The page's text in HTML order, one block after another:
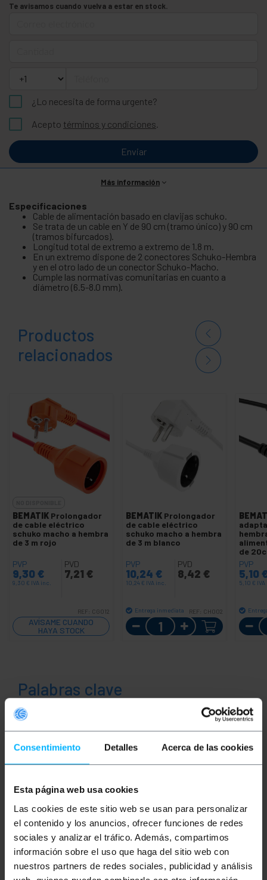
Consentimiento Detalles Acerca de las cookies
Esta página web usa cookies
Las cookies de este sitio web se usan para personalizar
el contenido y los anuncios, ofrecer funciones de redes
sociales y analizar el tráfico. Además, compartimos
información sobre el uso que haga del sitio web con
nuestros partners de redes sociales, publicidad y análisis
Te avisamos cuando vuelva a estar en stock.
¿Lo necesita de forma urgente?
Acepto términos y condiciones.
Enviar
Más información
Especificaciones
Cable de alimentación basado en clavijas schuko.
Se trata de un cable en Y de 90 cm (tramo único) y 90 cm
(tramos bifurcados).
Longitud total de extremo a extremo de 1.8 m.
En un extremo dispone de 2 conectores Schuko-Hembra
y en el otro lado de un conector Schuko-Macho.
Cumple las normativas comunitarias en cuanto a
diámetro (6.5-8.0 mm).
Productos
relacionados
BEMATIK Prolongador
de cable eléctrico
schuko macho a hembra
de 3 m rojo
PVP
9,30 €
9,30 € IVA inc.
PVD
7,21 €
REF: CG012
AVÍSAME CUANDO
HAYA STOCK
BEMATIK Prolongador
de cable eléctrico
schuko macho a hembra
de 3 m blanco
PVP
10,24 €
10,24 € IVA inc.
PVD
8,42 €
Entrega inmediata REF: CH002
Cantidad
de
PVP
5,10
5,10 €
Palabras clave
¿No has encontrado lo que estabas
buscando? Estos temas pueden ayudarte
eléctrico alimentación pc
ordenador electricidad
electrico electronica electricista
corriente voltaje